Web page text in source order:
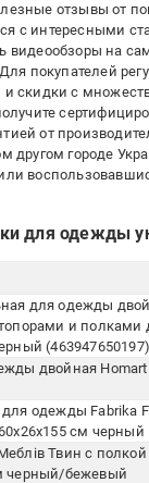
отзывы от
с интересными
видеообзоры на
покупателей
и скидки с
от
другом городе
для одежды
для одежды
и полками
(463947650197)
двойная Homart
одежды Fabrika
см черный
Твин с полкой
черный/бежевый